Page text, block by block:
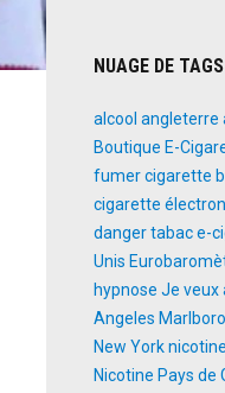
NUAGE DE TAGS
alcool angleterre
Boutique E-
fumercigarette
cigarette
danger tabace-
Unis
hypnose Je veux
Angeles Marlboro
New Yorknicotine
Nicotine Pays de